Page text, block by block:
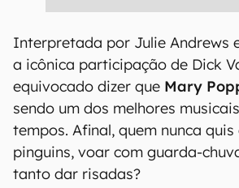
Interpretada por Julie Andrews
a icônica participação de Dick
equivocado dizer que Mary
sendo um dos melhores
tempos. Afinal, quem nunca
pinguins, voar com guarda-
tanto dar risadas?